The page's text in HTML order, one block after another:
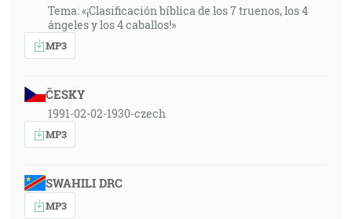
Tema: «¡Clasificación bíblica de los 7 truenos, los 4
ángeles y los 4 caballos!»
MP3
ČESKY
1991-02-02-1930-czech
MP3
SWAHILI DRC
MP3